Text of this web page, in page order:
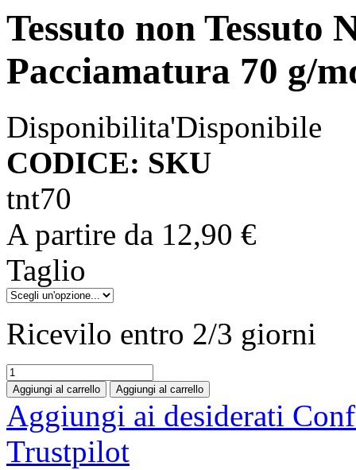
Tessuto non Tessuto
Pacciamatura 70 g/
Disponibilita'Disponibile
CODICE: SKU
tnt70
A partire da 12,90 €
Taglio
Ricevilo entro 2/3 giorni
Aggiungi al carrello Aggiungi al carrello
Aggiungi ai desiderati
Trustpilot